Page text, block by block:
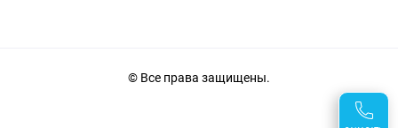
© Все права защищены.